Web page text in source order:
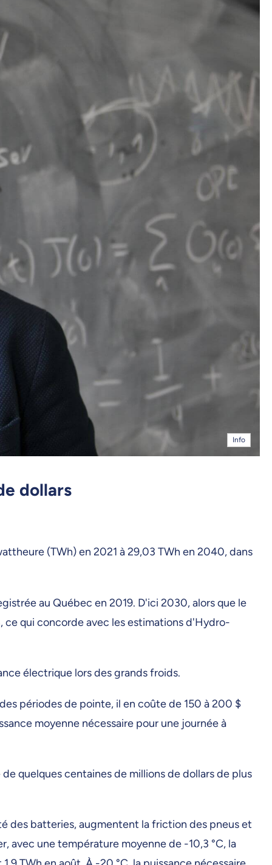
Info
dollars
(TWh) en 2021 à 29,03 TWh en 2040, dans
au Québec en 2019. D'ici 2030, alors que le
ce qui concorde avec les estimations d'Hydro-
électrique lors des grands froids.
périodes de pointe, il en coûte de 150 à 200 $
moyenne nécessaire pour une journée à
quelques centaines de millions de dollars de plus
des batteries, augmentent la friction des pneus et
avec une température moyenne de -10,3 °C, la